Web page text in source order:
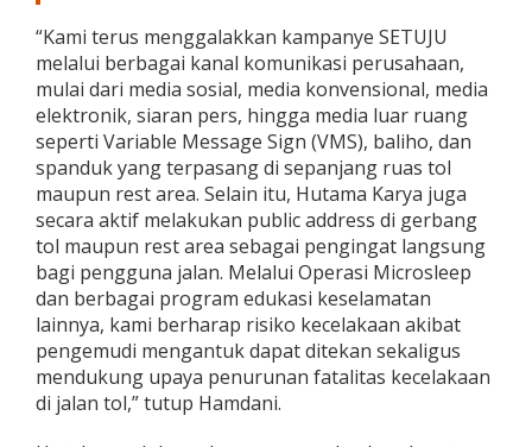
“Kami terus menggalakkan kampanye SETUJU
melalui berbagai kanal komunikasi perusahaan,
mulai dari media sosial, media konvensional, media
elektronik, siaran pers, hingga media luar ruang
seperti Variable Message Sign (VMS), baliho, dan
spanduk yang terpasang di sepanjang ruas tol
maupun rest area. Selain itu, Hutama Karya juga
secara aktif melakukan public address di gerbang
tol maupun rest area sebagai pengingat langsung
bagi pengguna jalan. Melalui Operasi Microsleep
dan berbagai program edukasi keselamatan
lainnya, kami berharap risiko kecelakaan akibat
pengemudi mengantuk dapat ditekan sekaligus
mendukung upaya penurunan fatalitas kecelakaan
di jalan tol,” tutup Hamdani.